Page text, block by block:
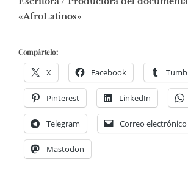
«AfroLatinos»
Compártelo:
X Facebook
Pinterest LinkedIn
Telegram Correo electrónico
Mastodon